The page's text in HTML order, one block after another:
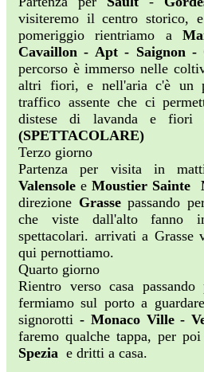
visiteremo il centro storico,
pomeriggio rientriamo a
Cavaillon - Apt - Saignon -
percorso è immerso nelle
altri fiori, e nell'aria c'è un
traffico assente che ci
distese di lavanda e fiori
(SPETTACOLARE)
Terzo giorno
Partenza per visita in
Valensole eMoustier Sainte
direzione Grassepassando
che viste dall'alto fanno
spettacolari. arrivati a Grasse
qui pernottiamo.
Quarto giorno
Rientro verso casa
fermiamo sul porto a
signorotti - Monaco Ville -
faremo qualche tappa, per
Spezia e dritti a casa.